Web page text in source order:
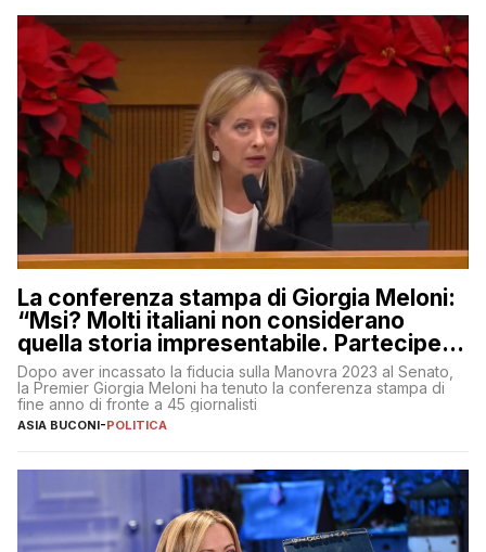
La conferenza stampa di Giorgia Meloni:
“Msi? Molti italiani non considerano
quella storia impresentabile. Parteciperò
al 25 aprile”
Dopo aver incassato la fiducia sulla Manovra 2023 al Senato,
la Premier Giorgia Meloni ha tenuto la conferenza stampa di
fine anno di fronte a 45 giornalisti
ASIA BUCONI-POLITICA